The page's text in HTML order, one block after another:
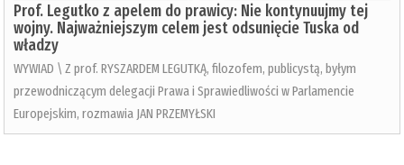
Prof. Legutko z apelem do prawicy: Nie kontynuujmy tej
wojny. Najważniejszym celem jest odsunięcie Tuska od
władzy
WYWIAD \ Z prof. RYSZARDEM LEGUTKĄ, filozofem, publicystą, byłym
przewodniczącym delegacji Prawa i Sprawiedliwości w Parlamencie
Europejskim, rozmawia JAN PRZEMYŁSKI